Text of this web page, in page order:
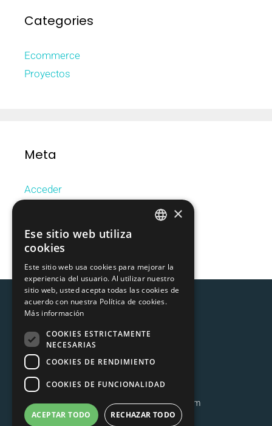
Categories
Ecommerce
Proyectos
Meta
Acceder
WordPress.org
MOIXÓ S.L.
08037 Barcelona
T. 931 575 731 –info@moixo.com
×
Ese sitio web utiliza
cookies
Este sitio web usa cookies para mejorar la
experiencia del usuario. Al utilizar nuestro
sitio web, usted acepta todas las cookies de
acuerdo con nuestra Política de cookies.
Más información
COOKIES ESTRICTAMENTE
NECESARIAS
COOKIES DE RENDIMIENTO
COOKIES DE FUNCIONALIDAD
ACEPTAR TODO RECHAZAR TODO